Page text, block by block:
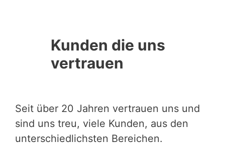
Kunden die uns
vertrauen
Seit über 20 Jahren vertrauen uns und
sind uns treu, viele Kunden, aus den
unterschiedlichsten Bereichen.